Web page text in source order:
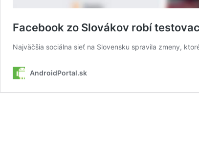
Facebook zo Slovákov robí
Najväčšia sociálna sieť na Slovensku spravila zmeny,
AndroidPortal.sk